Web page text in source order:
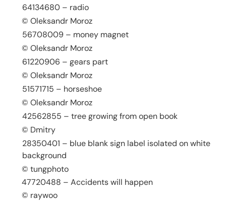
64134680 – radio
© Oleksandr Moroz
56708009 – money magnet
© Oleksandr Moroz
61220906 – gears part
© Oleksandr Moroz
51571715 – horseshoe
© Oleksandr Moroz
42562855 – tree growing from open book
© Dmitry
28350401 – blue blank sign label isolated on white
background
© tungphoto
47720488 – Accidents will happen
© raywoo